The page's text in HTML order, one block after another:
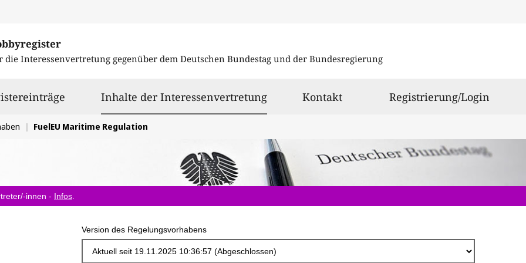
die Interessenvertretung gegenüber dem Deutschen Bundestag und der Bundesregierung
Inhalte der Interessenvertretungausgewählt
Kontakt Registrierung/Login
FuelEU Maritime Regulation
innen - Infos
Version des Regelungsvorhabens